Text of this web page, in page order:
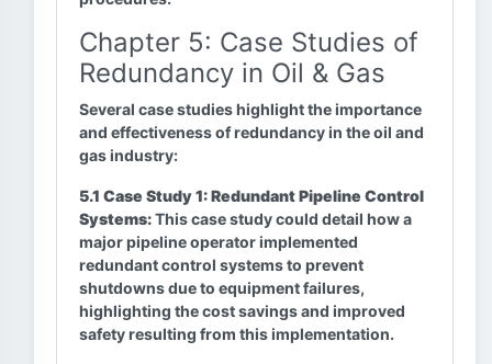
Chapter 5: Case Studies of
Redundancy in Oil & Gas
Several case studies highlight the importance
and effectiveness of redundancy in the oil and
gas industry:
5.1 Case Study 1: Redundant Pipeline Control
Systems:This case study could detail how a
major pipeline operator implemented
redundant control systems to prevent
shutdowns due to equipment failures,
highlighting the cost savings and improved
safety resulting from this implementation.